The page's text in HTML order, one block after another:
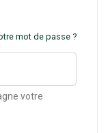
votre
mot de passe ?